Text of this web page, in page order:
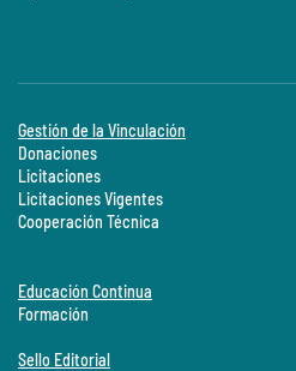
Gestión de la Vinculación
Donaciones
Licitaciones
Licitaciones Vigentes
Cooperación Técnica
Educación Continua
Formación
Sello Editorial